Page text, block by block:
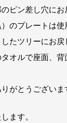
ピン差し穴にお
のプレートは
たツリーにお戻
オルで座面、
がとうございま
ます。